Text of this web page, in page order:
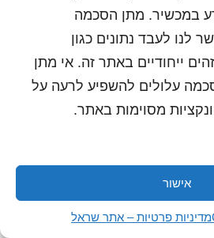
במכשיר. מתן הסכמה
לנו לעבד נתונים כגון
ייחודיים באתר זה. אי מתן
עלולים להשפיע לרעה על
מסוימות באתר.
אישור
מדיניות פרטיות – אתר שראל
כל הזכויות שמורות לשראל 2018 | עיצוב ותכנות: סטודיו
"היוצרים"